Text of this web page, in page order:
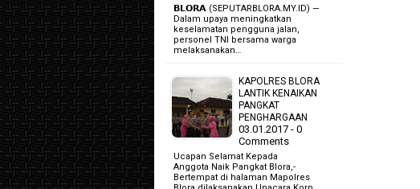
𝗕𝗟𝗢𝗥𝗔 (SEPUTARBLORA.MY.ID) —
Dalam upaya meningkatkan
keselamatan pengguna jalan,
personel TNI bersama warga
melaksanakan…
KAPOLRES BLORA
LANTIK KENAIKAN
PANGKAT
PENGHARGAAN
03.01.2017 - 0
Comments
Ucapan Selamat Kepada
Anggota Naik Pangkat Blora,-
Bertempat di halaman Mapolres